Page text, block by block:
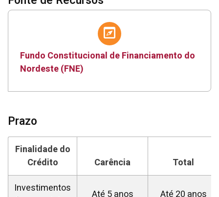
Fundo Constitucional de Financiamento do
Nordeste (FNE)
Prazo
Finalidade do
Crédito
Carência
Total
Investimentos
Até 5 anos Até 20 anos